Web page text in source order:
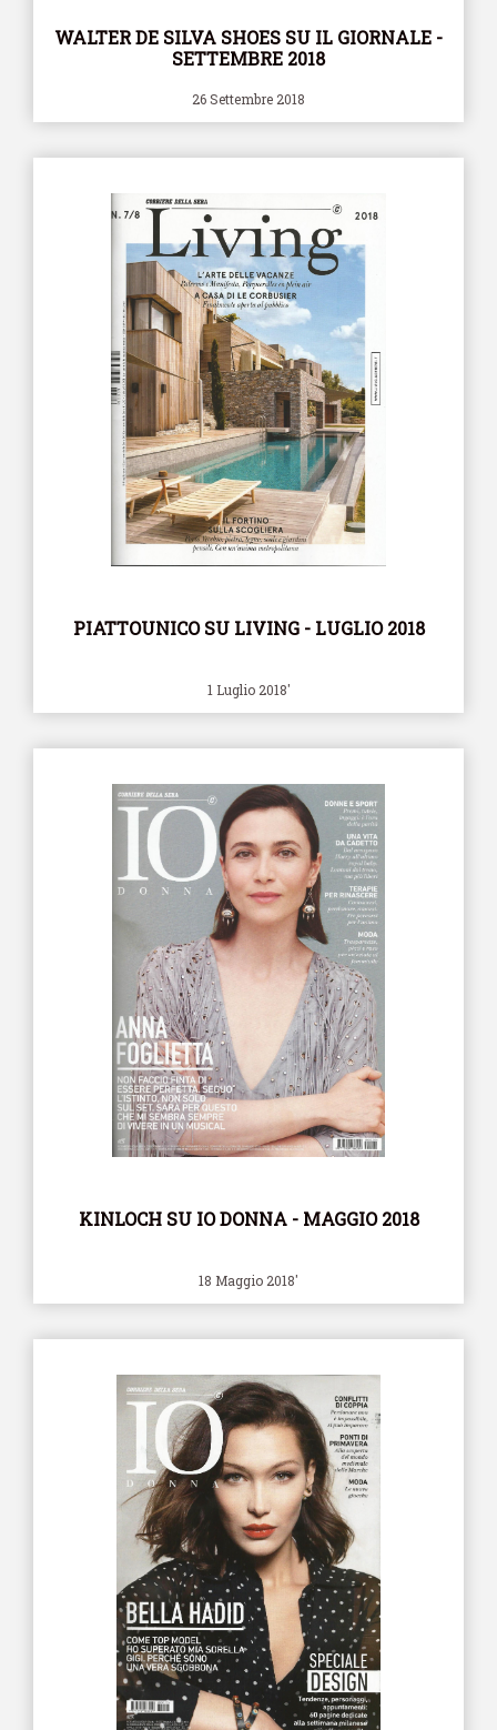
WALTER DE SILVA SHOES SU IL GIORNALE -
SETTEMBRE 2018
26 Settembre 2018
PIATTOUNICO SU LIVING - LUGLIO 2018
1 Luglio 2018'
KINLOCH SU IO DONNA - MAGGIO 2018
18 Maggio 2018'